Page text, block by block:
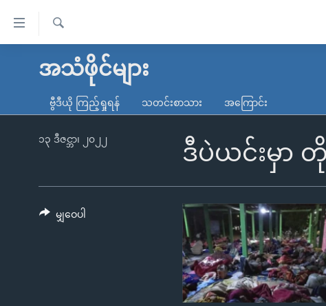
လွယ်ကူ
သည့်
မူလစာမျက်နှာ
ကမ္ဘာ့သတင်းများ
နိုင်ငံတကာ
တရုတ်
အစ္စရေး-ပါလက်စတိုင်း
ရပ်ဝန်းတခု လမ်းတခု အလွန်
အင်္ဂလိပ်စာလေ့လာမယ်
ရ
အသံဖိုင်များ
ဗွီဒီယို ကြည့်ရှုရန် သတင်းစာသား အကြောင်း
ဒီပဲယင်းမှာ
၁၃ ဒီဇင္ဘာ၊ ၂၀၂၂
မျှဝေပါ